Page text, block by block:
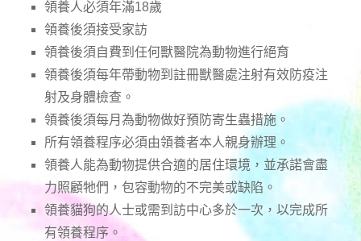
領養人必須年滿18歲
領養後須接受家訪
領養後須自費到任何獸醫院為動物進行絕育
領養後須每年帶動物到註冊獸醫處注射有效防疫注
射及身體檢查。
領養後須每月為動物做好預防寄生蟲措施。
所有領養程序必須由領養者本人親身辦理。
領養人能為動物提供合適的居住環境，並承諾會盡
力照顧牠們，包容動物的不完美或缺陷。
領養貓狗的人士或需到訪中心多於一次，以完成所
有領養程序。